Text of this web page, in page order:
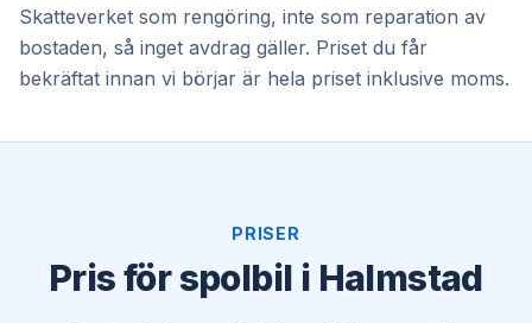
Skatteverket som rengöring, inte som reparation av
bostaden, så inget avdrag gäller. Priset du får
bekräftat innan vi börjar är hela priset inklusive moms.
PRISER
Pris för spolbil i Halmstad